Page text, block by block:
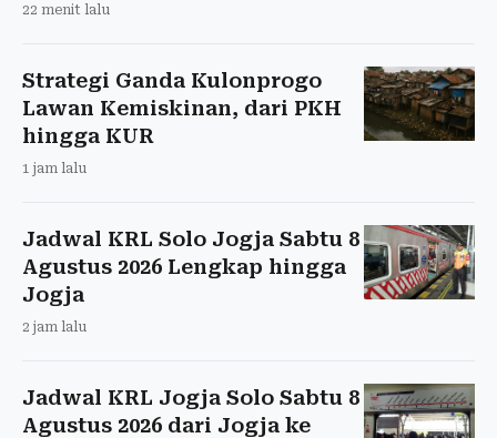
22 menit lalu
Strategi Ganda Kulonprogo
Lawan Kemiskinan, dari PKH
hingga KUR
1 jam lalu
Jadwal KRL Solo Jogja Sabtu 8
Agustus 2026 Lengkap hingga
Jogja
2 jam lalu
Jadwal KRL Jogja Solo Sabtu 8
Agustus 2026 dari Jogja ke